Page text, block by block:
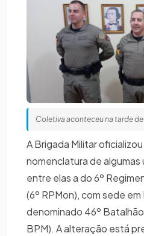
Coletiva aconteceu na tarde
A Brigada Militar
nomenclatura de algumas
entre elas a do 6º
(6º RPMon), com sede
denominado 46º
BPM). A alteração está